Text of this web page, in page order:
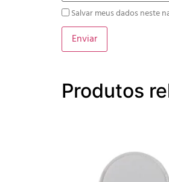
Salvar meus dados neste
Produtos